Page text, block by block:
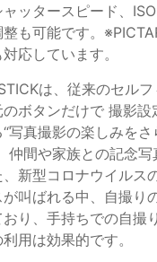
ッタースピード、
も可能です。
応しています。
は、従来のセル
のボタンだけで 撮影
写真撮影の楽しみを
仲間や家族との記念
新型コロナウイルス
叫ばれる中、自撮り
り、手持ちでの自撮
用は効果的です。